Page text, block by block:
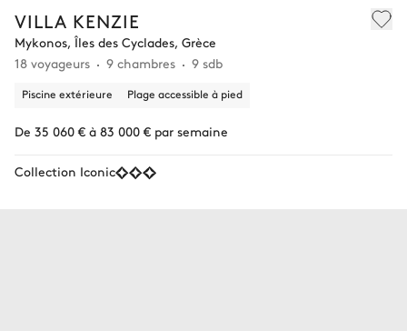
VILLA KENZIE
Mykonos, Îles des Cyclades, Grèce
18 voyageurs
9 chambres 9 sdb
Piscine extérieure Plage accessible à pied
De 35 060 € à 83 000 € par semaine
Collection Iconic